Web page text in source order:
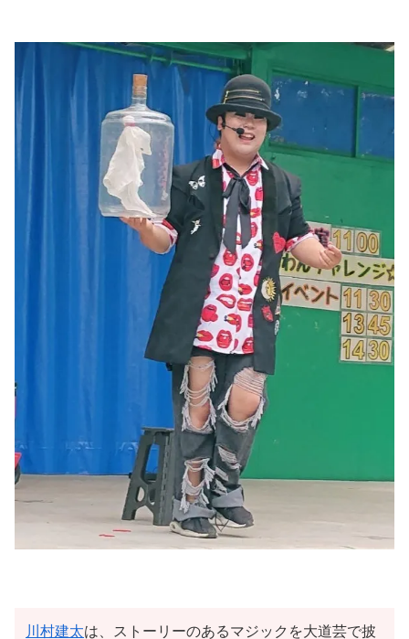
川村建太は、ストーリーのあるマジックを大道芸で披